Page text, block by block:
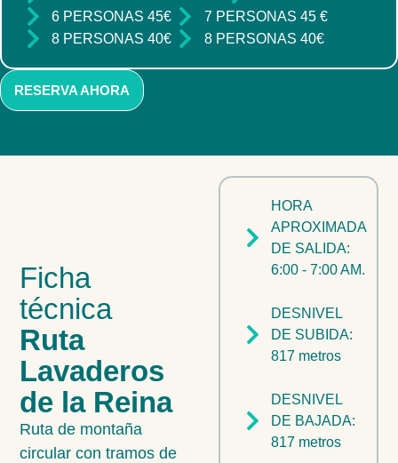
6 PERSONAS 45€
7 PERSONAS 45 €
8 PERSONAS 40€
8 PERSONAS 40€
RESERVA AHORA
Ficha
técnica
Ruta
Lavaderos
de la Reina
Ruta de montaña
circular con tramos de
HORA
APROXIMADA
DE SALIDA:
6:00 - 7:00 AM.
DESNIVEL
DE SUBIDA:
817 metros
DESNIVEL
DE BAJADA:
817 metros